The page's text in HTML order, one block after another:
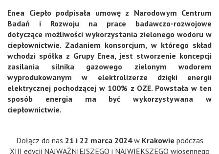
Enea Ciepło podpisała umowę z Narodowym Centrum
Badań i Rozwoju na prace badawczo-rozwojowe
dotyczące możliwości wykorzystania zielonego wodoru w
ciepłownictwie. Zadaniem konsorcjum, w którego skład
wchodzi spółka z Grupy Enea, jest stworzenie koncepcji
zasilania silnika gazowego zielonym wodorem
wyprodukowanym w elektrolizerze dzięki energii
elektrycznej pochodzącej w 100% z OZE. Powstała w ten
sposób energia ma być wykorzystywana w
ciepłownictwie.
Dołącz do nas 21 i 22 marca 2024wKrakowie podczas
XIII edycji NAJWAŻNIEJSZEGO i NAJWIĘKSZEGO wiosennego